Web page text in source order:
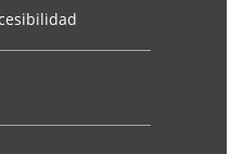
a la IA